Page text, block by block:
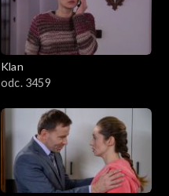
Klan
odc. 3459